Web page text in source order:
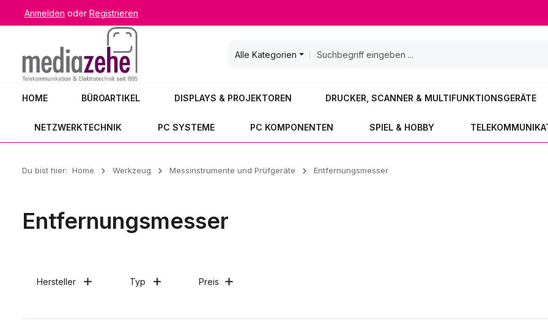
Hauptinhalt springen
Zur Suche springen
Zur Hauptnavigation springen
Anmelden oder Registrieren
Alle Kategorien
HOME BÜROARTIKEL DISPLAYS & PROJEKTOREN DRUCKER, SCANNER & MULTIFUNKTIONSGERÄTE
NETZWERKTECHNIK PC SYSTEME PC KOMPONENTEN SPIEL & HOBBY
Du bist hier: Home Werkzeug Messinstrumente und Prüfgeräte Entfernungsmesser
Entfernungsmesser
Entfernungsmesser
Hersteller Typ Preis